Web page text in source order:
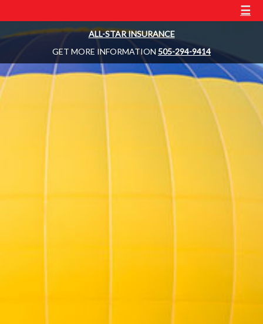
☰
ALL-STAR INSURANCE
GET MORE INFORMATION 505-294-9414